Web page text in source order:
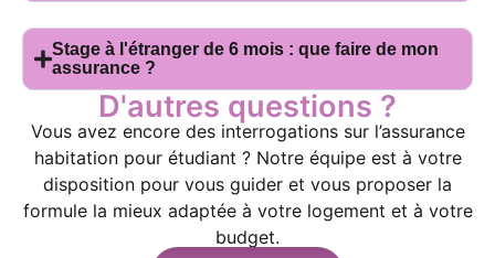
Stage à l'étranger de 6 mois : que faire de mon
assurance ?
D'autres questions ?
Vous avez encore des interrogations sur l’assurance
habitation pour étudiant ? Notre équipe est à votre
disposition pour vous guider et vous proposer la
formule la mieux adaptée à votre logement et à votre
budget.